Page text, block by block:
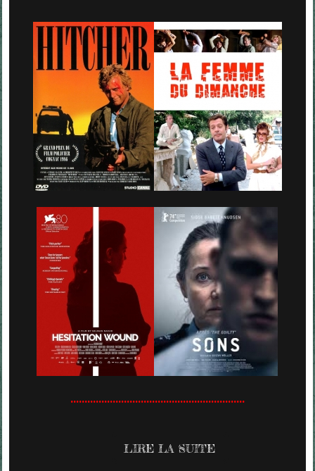
..............................................................
LIRE LA SUITE